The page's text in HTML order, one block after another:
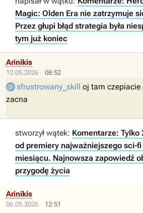
Magic: Olden Era nie zatrzymuje
Przez głupi błąd strategia była
tym już koniec
10.05.2026 08:52
Arinikis
sfrustrowany_skill oj tam czepiacie
zacna
stworzył wątek: Komentarze: Tylko
od premiery najważniejszego sci-
miesiącu. Najnowsza zapowiedź
przygodę życia
06.05.2026 12:51
Arinikis